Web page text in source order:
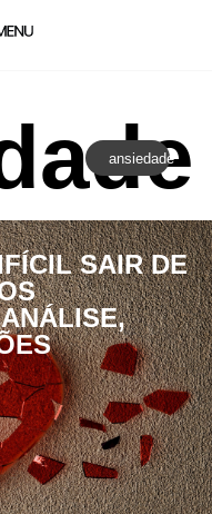
ansiedade
SAIR DE